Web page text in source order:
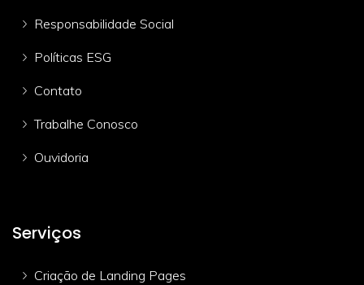
Responsabilidade Social
Políticas ESG
Contato
Trabalhe Conosco
Ouvidoria
Serviços
Criação de Landing Pages